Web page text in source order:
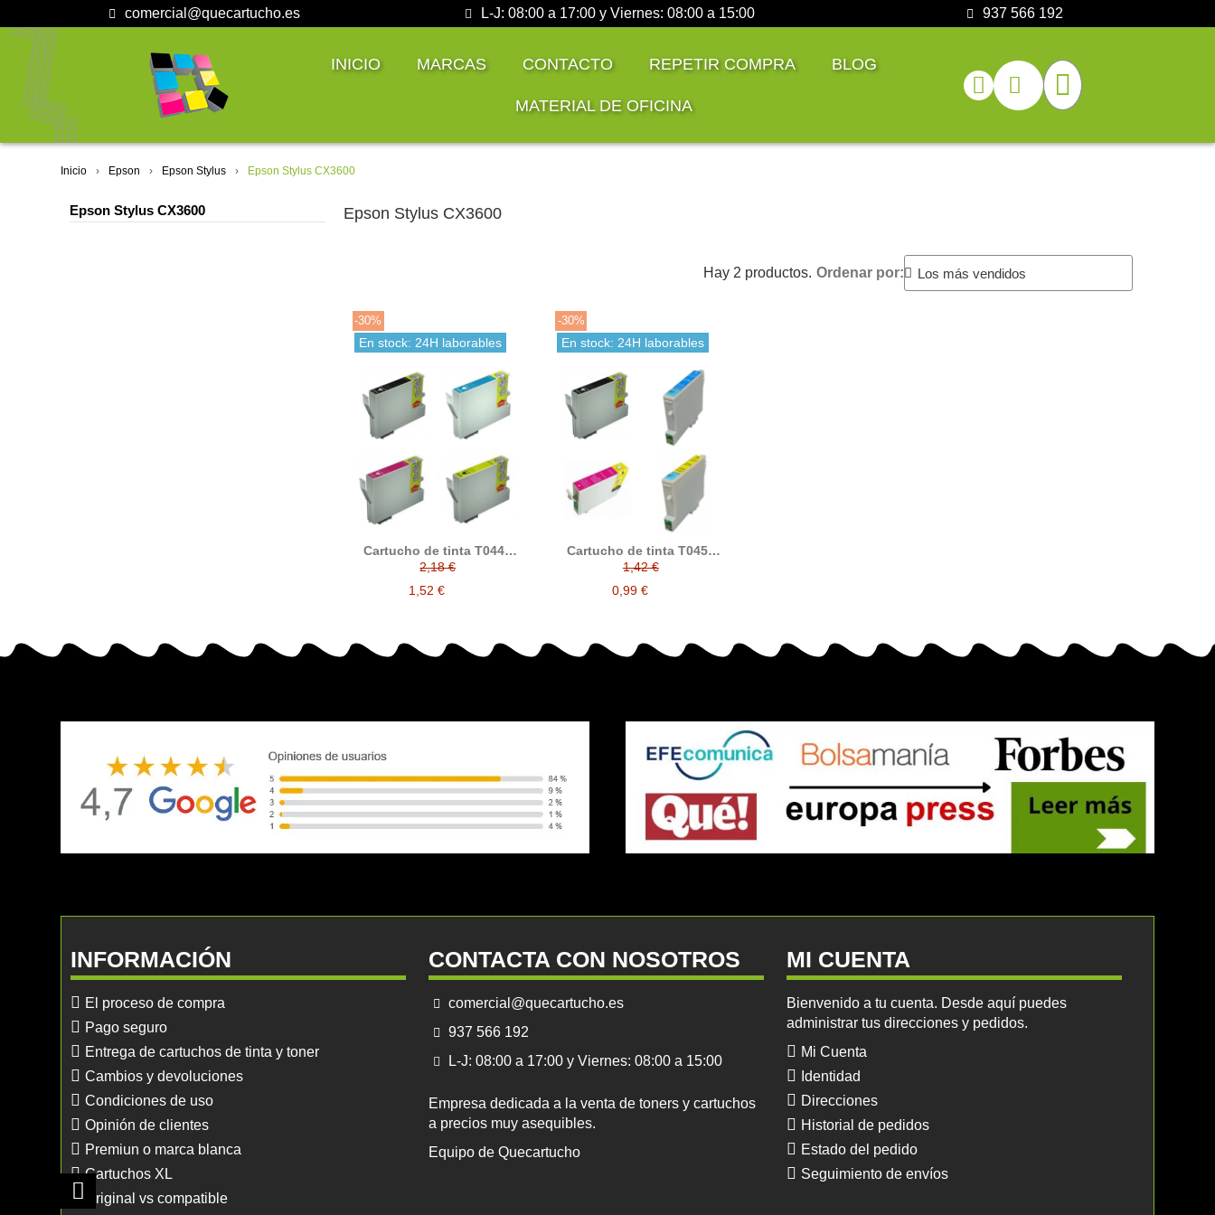
comercial@quecartucho.es L-J: 08:00 a 17:00 y Viernes: 08:00 a 15:00 937 566 192
INICIO MARCAS CONTACTO REPETIR COMPRA BLOG
MATERIAL DE OFICINA
Inicio Epson Epson Stylus Epson Stylus CX3600
Epson Stylus CX3600 Epson Stylus CX3600
Hay 2 productos. Ordenar por:
-30%
En stock: 24H laborables
Cartucho de tinta T0441
T0442 T0443 T0444,
compatible con epson
2,18 €
1,52 €
-30%
En stock: 24H laborables
Cartucho de tinta T0452
T0453 T0454, compatible
con epson
1,42 €
0,99 €
INFORMACIÓN
El proceso de compra
Pago seguro
Entrega de cartuchos de tinta y toner
Cambios y devoluciones
Condiciones de uso
Opinión de clientes
Premiun o marca blanca
Cartuchos XL
Original vs compatible
CONTACTA CON NOSOTROS
comercial@quecartucho.es
937 566 192
L-J: 08:00 a 17:00 y Viernes: 08:00 a 15:00
Empresa dedicada a la venta de toners y cartuchos
a precios muy asequibles.
Equipo de Quecartucho
MI CUENTA
Bienvenido a tu cuenta. Desde aquí puedes
administrar tus direcciones y pedidos.
Mi Cuenta
Identidad
Direcciones
Historial de pedidos
Estado del pedido
Seguimiento de envíos